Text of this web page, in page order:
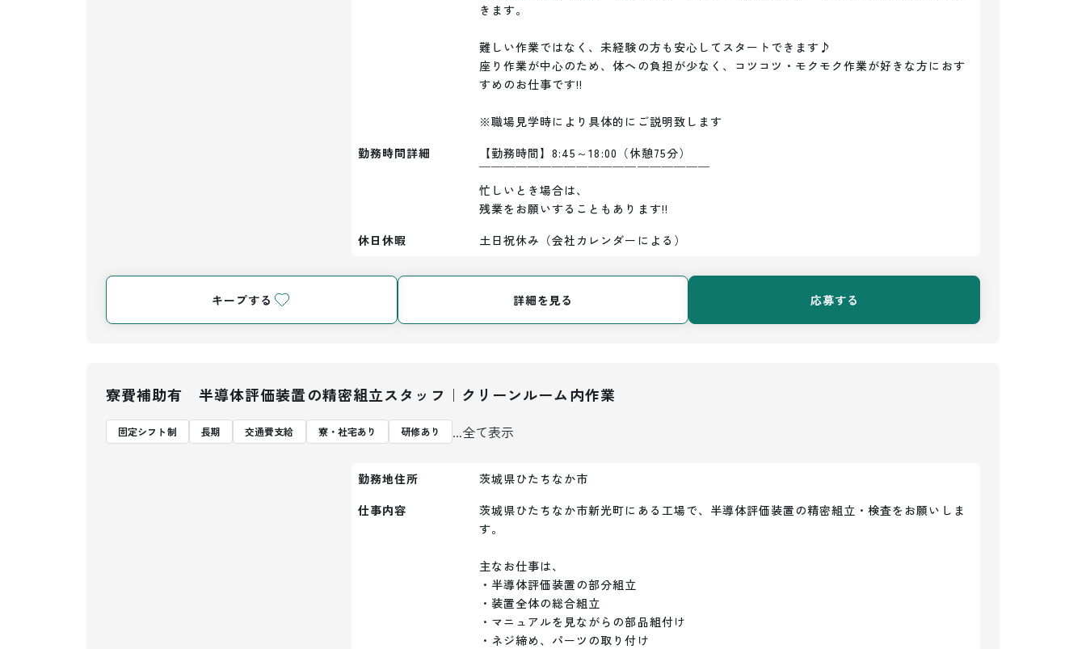
きます。
難しい作業ではなく、未経験の方も安心してスタートできます♪
座り作業が中心のため、体への負担が少なく、コツコツ・モクモク作業が好きな方におす
すめのお仕事です!!
※職場見学時により具体的にご説明致します
勤務時間詳細
【勤務時間】8:45～18:00（休憩75分）
￣￣￣￣￣￣￣￣￣￣￣￣￣￣￣￣￣￣￣
忙しいとき場合は、
残業をお願いすることもあります!!
休日休暇
土日祝休み（会社カレンダーによる）
キープする 詳細を見る 応募する
寮費補助有 半導体評価装置の精密組立スタッフ｜クリーンルーム内作業
固定シフト制 長期 交通費支給 寮・社宅あり 研修あり ...全て表示
勤務地住所
茨城県ひたちなか市
仕事内容
茨城県ひたちなか市新光町にある工場で、半導体評価装置の精密組立・検査をお願いしま
す。
主なお仕事は、
・半導体評価装置の部分組立
・装置全体の総合組立
・マニュアルを見ながらの部品組付け
・ネジ締め、パーツの取り付け